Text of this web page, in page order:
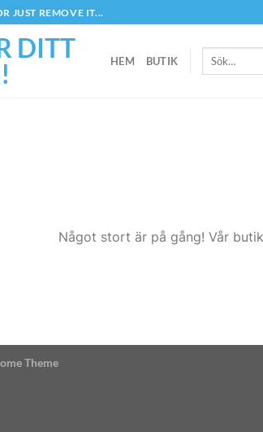
JUST REMOVE IT...
HEM BUTIK
Sök
Något stort är på gång! Vår
Theme